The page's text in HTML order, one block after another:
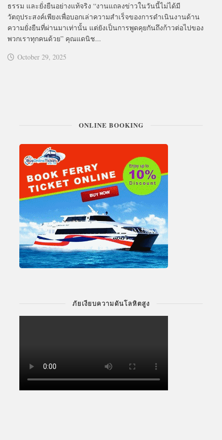
ธรรม และยั่งยืนอย่างแท้จริง “งานแถลงข่าวในวันนี้ไม่ได้มี
วัตถุประสงค์เพียงเพื่อบอกเล่าความสำเร็จของการดำเนินงานด้าน
ความยั่งยืนที่ผ่านมาเท่านั้น แต่ยังเป็นการพูดคุยกันถึงก้าวต่อไปของ
พวกเราทุกคนด้วย” คุณแดนิช...
October 29, 2025
ONLINE BOOKING
ภัยเงียบความดันโลหิตสูง